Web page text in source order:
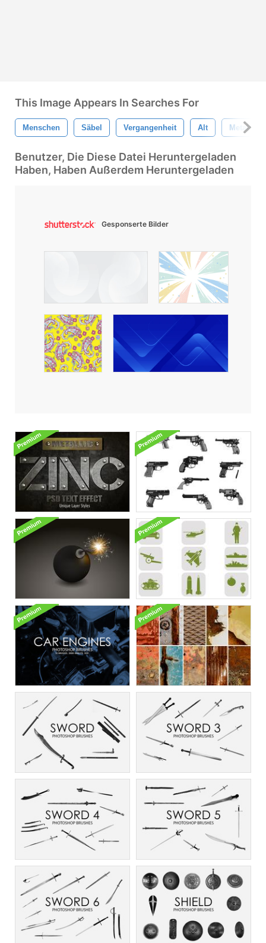
This Image Appears In Searches For
Menschen Säbel Vergangenheit Alt Metallisch
Benutzer, Die Diese Datei Heruntergeladen
Haben, Haben Außerdem Heruntergeladen
Gesponserte Bilder